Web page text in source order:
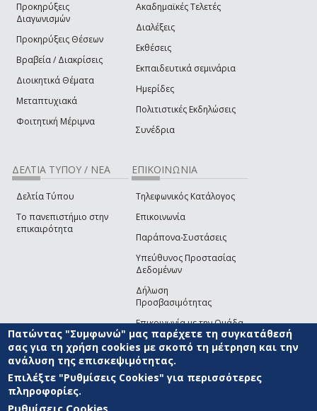
Προκηρύξεις
Διαγωνισμών
Προκηρύξεις Θέσεων
Βραβεία / Διακρίσεις
Διοικητικά Θέματα
Μεταπτυχιακά
Φοιτητική Μέριμνα
Ακαδημαϊκές Τελετές
Διαλέξεις
Εκθέσεις
Εκπαιδευτικά σεμινάρια
Ημερίδες
Πολιτιστικές Εκδηλώσεις
Συνέδρια
ΔΕΛΤΙΑ ΤΥΠΟΥ / ΝΕΑ
Δελτία Τύπου
Το πανεπιστήμιο στην
επικαιρότητα
ΕΠΙΚΟΙΝΩΝΙΑ
Τηλεφωνικός Κατάλογος
Επικοινωνία
Παράπονα-Συστάσεις
Υπεύθυνος Προστασίας
Δεδομένων
Δήλωση
Προσβασιμότητας
Επικοινωνία με την Ομάδα
Ανάπτυξης του site(link sends e-mail)
© ΠΑΝΕΠΙΣΤΗΜΙΟ ΑΙΓΑΙΟΥ ΟΡΟΙ ΧΡΗΣΗΣ
ΑΝΑΠΤΥΞΗΣ
Πατώντας "Συμφωνώ" μας παρέχετε τη συγκατάθεσή
σας για τη χρήση cookies με σκοπό τη μέτρηση και την
ανάλυση της επισκεψιμότητας.
Επιλέξτε "Ρυθμίσεις Cookies" για περισσότερες
πληροφορίες.
Ρυθμίσεις Cookies